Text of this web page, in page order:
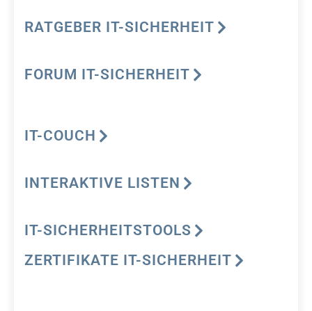
RATGEBER IT-SICHERHEIT
FORUM IT-SICHERHEIT
IT-COUCH
INTERAKTIVE LISTEN
IT-SICHERHEITSTOOLS
ZERTIFIKATE IT-SICHERHEIT